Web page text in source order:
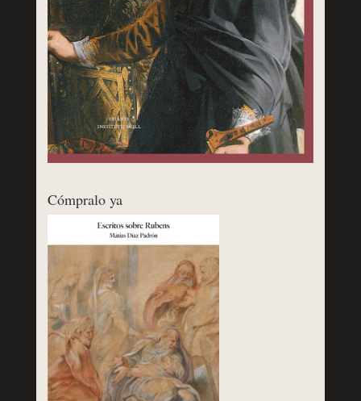
Cómpralo ya